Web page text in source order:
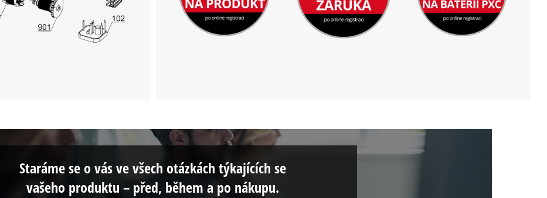
Staráme se o vás ve všech otázkách týkajících se
vašeho produktu – před, během a po nákupu.